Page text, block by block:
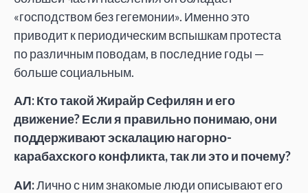
«господством без гегемонии». Именно это
приводит к периодическим вспышкам протеста
по различным поводам, в последние годы —
больше социальным.
АЛ: Кто такой Жирайр Сефилян и его
движение? Если я правильно понимаю, они
поддерживают эскалацию нагорно-
карабахского конфликта, так ли это и почему?
АИ:Лично с ним знакомые люди описывают его